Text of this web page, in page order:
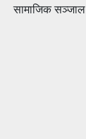
सामाजिक सञ्जाल